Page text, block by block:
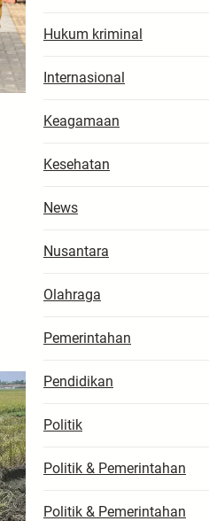
Hukum kriminal
Internasional
Keagamaan
Kesehatan
News
Nusantara
Olahraga
Pemerintahan
Pendidikan
Politik
Politik & Pemerintahan
Politik & Pemerintahan